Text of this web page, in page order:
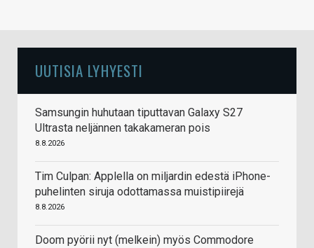
UUTISIA LYHYESTI
Samsungin huhutaan tiputtavan Galaxy S27
Ultrasta neljännen takakameran pois
8.8.2026
Tim Culpan: Applella on miljardin edestä iPhone-
puhelinten siruja odottamassa muistipiirejä
8.8.2026
Doom pyörii nyt (melkein) myös Commodore